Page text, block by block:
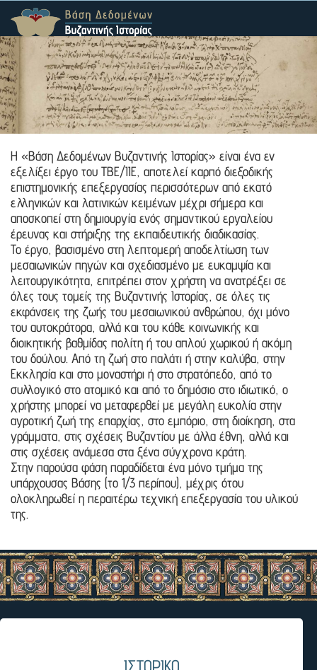
Η «Βάση Δεδομένων Βυζαντινής Ιστορίας» είναι ένα εν
εξελίξει έργο του TBE/ΙΙΕ, αποτελεί καρπό διεξοδικής
επιστημονικής επεξεργασίας περισσότερων από εκατό
ελληνικών και λατινικών κειμένων μέχρι σήμερα και
αποσκοπεί στη δημιουργία ενός σημαντικού εργαλείου
έρευνας και στήριξης της εκπαιδευτικής διαδικασίας.
Το έργο, βασισμένο στη λεπτομερή αποδελτίωση των
μεσαιωνικών πηγών και σχεδιασμένο με ευκαμψία και
λειτουργικότητα, επιτρέπει στον χρήστη να ανατρέξει σε
όλες τους τομείς της Βυζαντινής Ιστορίας, σε όλες τις
εκφάνσεις της ζωής του μεσαιωνικού ανθρώπου, όχι μόνο
του αυτοκράτορα, αλλά και του κάθε κοινωνικής και
διοικητικής βαθμίδας πολίτη ή του απλού χωρικού ή ακόμη
του δούλου. Από τη ζωή στο παλάτι ή στην καλύβα, στην
Εκκλησία και στο μοναστήρι ή στο στρατόπεδο, από το
συλλογικό στο ατομικό και από το δημόσιο στο ιδιωτικό, ο
χρήστης μπορεί να μεταφερθεί με μεγάλη ευκολία στην
αγροτική ζωή της επαρχίας, στο εμπόριο, στη διοίκηση, στα
γράμματα, στις σχέσεις Βυζαντίου με άλλα έθνη, αλλά και
στις σχέσεις ανάμεσα στα ξένα σύγχρονα κράτη.
Στην παρούσα φάση παραδίδεται ένα μόνο τμήμα της
υπάρχουσας Βάσης (το 1/3 περίπου), μέχρις ότου
ολοκληρωθεί η περαιτέρω τεχνική επεξεργασία του υλικού
της.